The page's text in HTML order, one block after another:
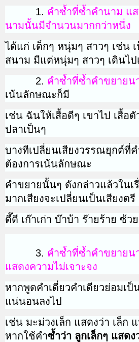
1. คำซ้ำที่ซ้ำคำนาม แ
นามนั้นมีจำนวนมากกว่าหนึ่ง
ได้แก่ เด็กๆ หนุ่มๆ สาวๆ เช่น
สนาม มีแต่หนุ่มๆ สาวๆ เดินไป
2. คำซ้ำที่ซ้ำคำขยาย
เน้นลักษณะก็มี
เช่น ฉันให้เสื้อดีๆ เขาไป เสื้อ
ปลาเป็นๆ
บางทีเปลี่ยนเสียงวรรณยุกต์ที่
ต้องการเน้นลักษณะ
คำขยายนั้นๆ ดังกล่าวแล้วใน
มากเสียงจะเปลี่ยนเป็นเสียงต
ดี๊ดี เก๊าเก่า บ๊าบ้า ร๊ายร้าย ซ้ว
3. คำซ้ำที่ซ้ำคำขยายน
แสดงความไม่เจาะจง
หากพูดคำเดี่ยวคำเดียวย่อมเป็
แน่นอนลงไป
เช่น มะม่วงเล็ก แสดงว่า เล็ก
หากใช้คำซ้ำว่า ลูกเล็กๆ แสดง